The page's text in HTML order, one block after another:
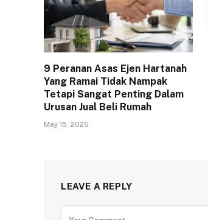
9 Peranan Asas Ejen Hartanah
Yang Ramai Tidak Nampak
Tetapi Sangat Penting Dalam
Urusan Jual Beli Rumah
May 15, 2026
LEAVE A REPLY